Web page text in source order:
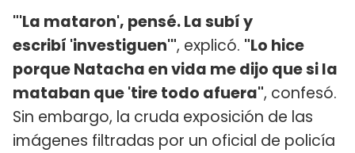
"'La mataron', pensé. La subí y
escribí 'investiguen'", explicó. "Lo hice
porque Natacha en vida me dijo que si la
mataban que 'tire todo afuera", confesó.
Sin embargo, la cruda exposición de las
imágenes filtradas por un oficial de policía